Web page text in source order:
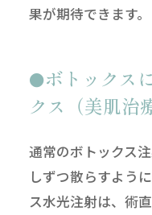
果が期待できます。
ボトックス
クス（美肌治
通常のボトックス
しずつ散らすよう
ス水光注射は、術